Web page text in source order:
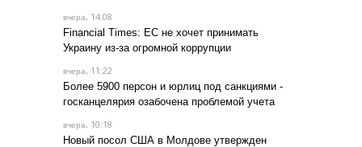
вчера, 14:08
Financial Times: ЕС не хочет принимать
Украину из-за огромной коррупции
вчера, 11:22
Более 5900 персон и юрлиц под санкциями -
госканцелярия озабочена проблемой учета
вчера, 10:18
Новый посол США в Молдове утвержден